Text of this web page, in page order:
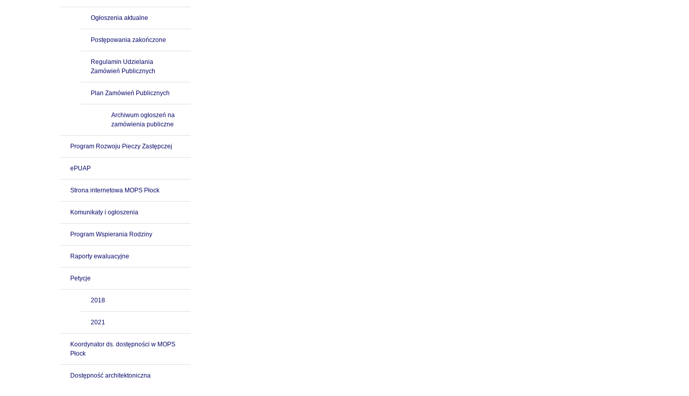
Ogłoszenia aktualne
Postępowania zakończone
Regulamin Udzielania
Zamówień Publicznych
Plan Zamówień Publicznych
Archiwum ogłoszeń na
zamówienia publiczne
Program Rozwoju Pieczy Zastępczej
ePUAP
Strona internetowa MOPS Płock
Komunikaty i ogłoszenia
Program Wspierania Rodziny
Raporty ewaluacyjne
Petycje
2018
2021
Koordynator ds. dostępności w MOPS
Płock
Dostępność architektoniczna